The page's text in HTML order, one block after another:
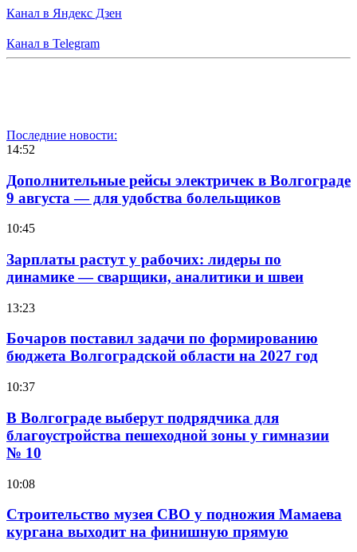
Канал в Яндекс Дзен
Канал в Telegram
Последние новости:
14:52
Дополнительные рейсы электричек в Волгограде
9 августа — для удобства болельщиков
10:45
Зарплаты растут у рабочих: лидеры по
динамике — сварщики, аналитики и швеи
13:23
Бочаров поставил задачи по формированию
бюджета Волгоградской области на 2027 год
10:37
В Волгограде выберут подрядчика для
благоустройства пешеходной зоны у гимназии
№ 10
10:08
Строительство музея СВО у подножия Мамаева
кургана выходит на финишную прямую